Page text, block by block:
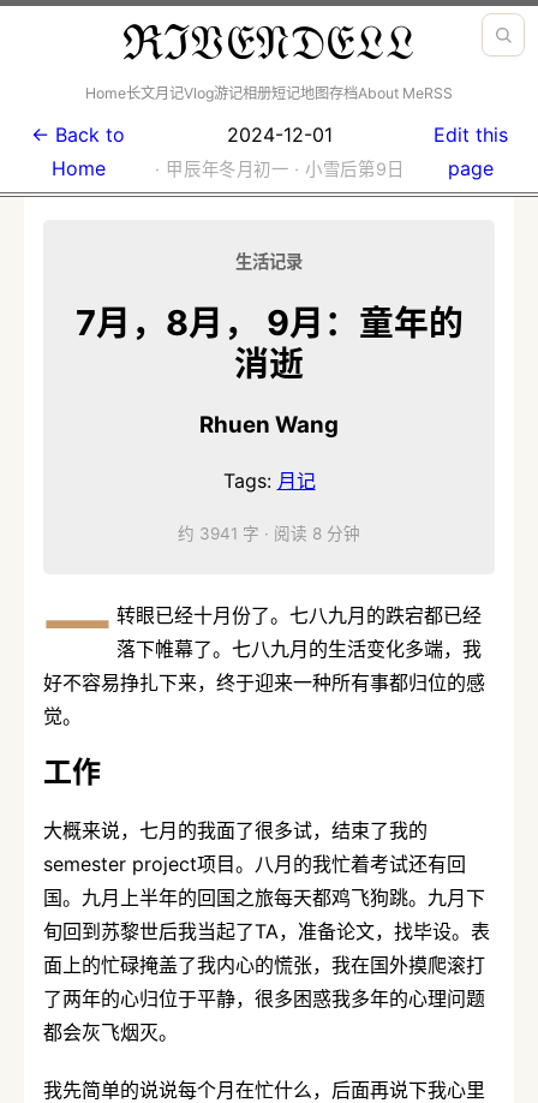
ℜℑ𝔙𝔈𝔑𝔇𝔈𝔏𝔏
Home长文月记Vlog游记相册短记地图存档About MeRSS
← Back to
Home
2024-12-01
· 甲辰年冬月初一 · 小雪后第9日
Edit this
page
生活记录
7月，8月， 9月：童年的
消逝
Rhuen Wang
Tags: 月记
约 3941 字 · 阅读 8 分钟
一 转眼已经十月份了。七八九月的跌宕都已经
落下帷幕了。七八九月的生活变化多端，我
好不容易挣扎下来，终于迎来一种所有事都归位的感
觉。
工作
大概来说，七月的我面了很多试，结束了我的
semester project项目。八月的我忙着考试还有回
国。九月上半年的回国之旅每天都鸡飞狗跳。九月下
旬回到苏黎世后我当起了TA，准备论文，找毕设。表
面上的忙碌掩盖了我内心的慌张，我在国外摸爬滚打
了两年的心归位于平静，很多困惑我多年的心理问题
都会灰飞烟灭。
我先简单的说说每个月在忙什么，后面再说下我心里